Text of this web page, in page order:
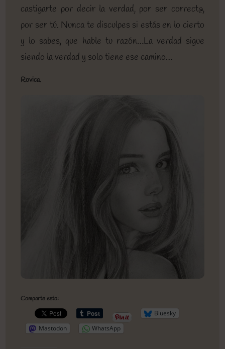
castigarte por decir la verdad, por ser correct@,
por ser tú. Nunca te disculpes si estás en lo cierto
y lo sabes, que hable tu razón…La verdad sigue
siendo la verdad y solo tiene ese camino…
Rovica.
Comparte esto:
Bluesky
Mastodon
WhatsApp